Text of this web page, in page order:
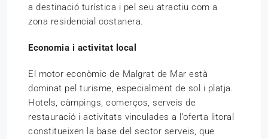
a destinació turística i pel seu atractiu com a
zona residencial costanera.
Economia i activitat local
El motor econòmic de Malgrat de Mar està
dominat pel turisme, especialment de sol i platja.
Hotels, càmpings, comerços, serveis de
restauració i activitats vinculades a l’oferta litoral
constitueixen la base del sector serveis, que